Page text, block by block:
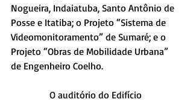
Nogueira, Indaiatuba, Santo Antônio de
Posse e Itatiba; o Projeto “Sistema de
Videomonitoramento” de Sumaré; e o
Projeto “Obras de Mobilidade Urbana”
de Engenheiro Coelho.